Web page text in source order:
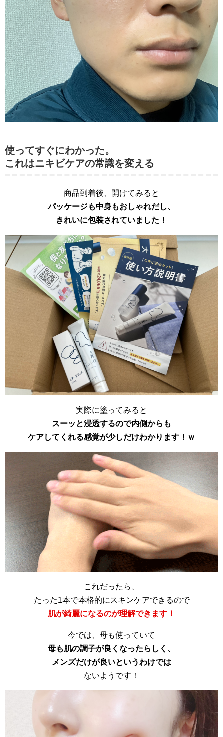
使ってすぐにわかった。
これはニキビケアの常識を変える
商品到着後、開けてみると
パッケージも中身もおしゃれだし、
きれいに包装されていました！
実際に塗ってみると
スーッと浸透するので内側からも
ケアしてくれる感覚が少しだけわかります！ｗ
これだったら、
たった1本で本格的にスキンケアできるので
肌が綺麗になるのが理解できます！
今では、母も使っていて
母も肌の調子が良くなったらしく、
メンズだけが良いというわけでは
ないようです！